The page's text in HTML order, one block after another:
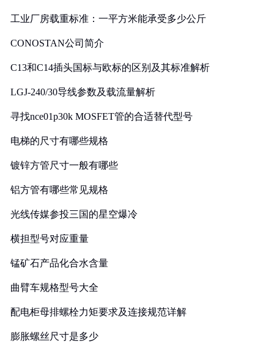
工业厂房载重标准：一平方米能承受多少公斤
CONOSTAN公司简介
C13和C14插头国标与欧标的区别及其标准解析
LGJ-240/30导线参数及载流量解析
寻找nce01p30k MOSFET管的合适替代型号
电梯的尺寸有哪些规格
镀锌方管尺寸一般有哪些
铝方管有哪些常见规格
光线传媒参投三国的星空爆冷
横担型号对应重量
锰矿石产品化合水含量
曲臂车规格型号大全
配电柜母排螺栓力矩要求及连接规范详解
膨胀螺丝尺寸是多少